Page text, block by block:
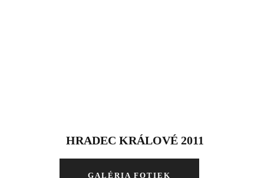
HRADEC KRÁLOVÉ 2011
GALÉRIA FOTIEK